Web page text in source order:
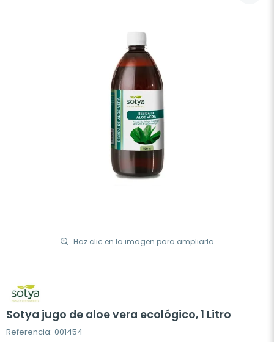
Haz clic en la imagen para ampliarla
Sotya jugo de aloe vera ecológico, 1 Litro
Referencia: 001454